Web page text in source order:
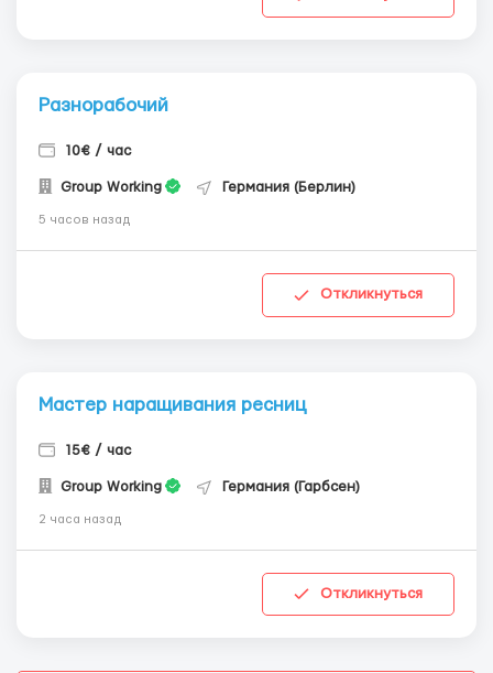
Разнорабочий
10€ / час
Group Working Германия (Берлин)
5 часов назад
Откликнуться
Мастер наращивания ресниц
15€ / час
Group Working Германия (Гарбсен)
2 часа назад
Откликнуться